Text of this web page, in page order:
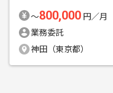
エージェントからのコ
メント
〜800,000 円／月
業務委託
神田（東京都）